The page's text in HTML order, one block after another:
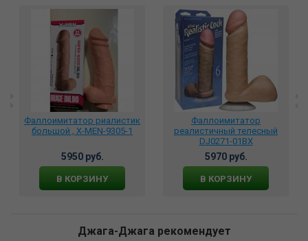
Фаллоимитатор риалистик
большой , X-MEN-9305-1
5950 руб.
В КОРЗИНУ
Фаллоимитатор
реалистичный телесный
DJ0271-01BX
5970 руб.
В КОРЗИНУ
Джага-Джага рекомендует